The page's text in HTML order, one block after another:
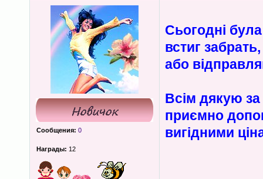
Сообщения: 0
Награды: 12
Сьогодні
встиг
або
Всім дякую за
приємно
вигідними